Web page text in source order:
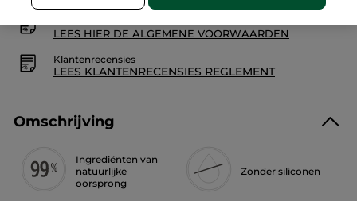
LEES HIER DE ALGEMENE VOORWAARDEN
Klantenrecensies
LEES KLANTENRECENSIES REGLEMENT
Omschrijving
Ingrediënten van
natuurlijke
oorsprong
Zonder siliconen